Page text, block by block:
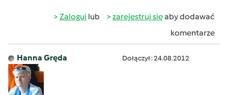
Zaloguj lub zarejestruj sięaby dodawać
komentarze
Hanna Gręda Dołączył : 24.08.2012